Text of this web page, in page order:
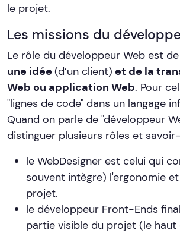
le projet.
Les missions du
Le rôle du développeur Web est de
une idée (d’un client) et de la
Web ou application Web. Pour
"lignes de code" dans un langage
Quand on parle de "développeur
distinguer plusieurs rôles et
le WebDesigner est celui qui
souvent intègre) l'ergonomie
projet.
le développeur Front-Ends
partie visible du projet (le haut